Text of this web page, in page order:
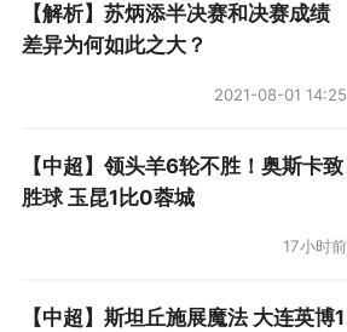
【解析】苏炳添半决赛和决赛成绩
差异为何如此之大？
2021-08-01 14:25
【中超】领头羊6轮不胜！奥斯卡致
胜球 玉昆1比0蓉城
17小时前
【中超】斯坦丘施展魔法 大连英博1